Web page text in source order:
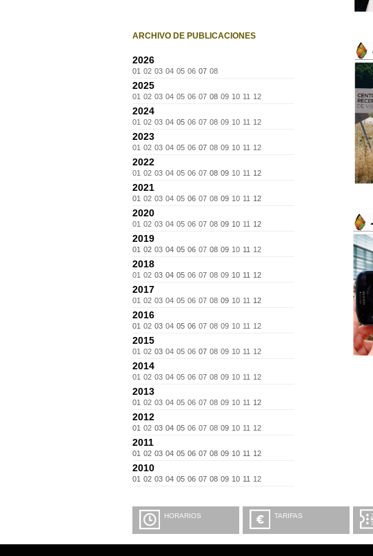
ARCHIVO DE PUBLICACIONES
2026
01 02 03 04 05 06 07 08
2025
01 02 03 04 05 06 07 08 09 10 11 12
2024
01 02 03 04 05 06 07 08 09 10 11 12
2023
01 02 03 04 05 06 07 08 09 10 11 12
2022
01 02 03 04 05 06 07 08 09 10 11 12
2021
01 02 03 04 05 06 07 08 09 10 11 12
2020
01 02 03 04 05 06 07 08 09 10 11 12
2019
01 02 03 04 05 06 07 08 09 10 11 12
2018
01 02 03 04 05 06 07 08 09 10 11 12
2017
01 02 03 04 05 06 07 08 09 10 11 12
2016
01 02 03 04 05 06 07 08 09 10 11 12
2015
01 02 03 04 05 06 07 08 09 10 11 12
2014
01 02 03 04 05 06 07 08 09 10 11 12
2013
01 02 03 04 05 06 07 08 09 10 11 12
2012
01 02 03 04 05 06 07 08 09 10 11 12
2011
01 02 03 04 05 06 07 08 09 10 11 12
2010
01 02 03 04 05 06 07 08 09 10 11 12
HORARIOS TARIFAS